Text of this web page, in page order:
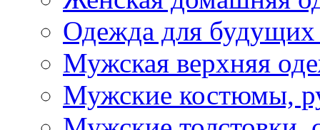
Одежда для
Мужская верхняя
Мужские костюмы,